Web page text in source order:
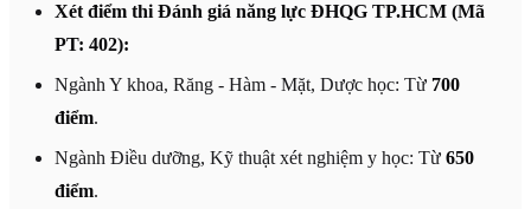
Xét điểm thi Đánh giá năng lực ĐHQG TP.HCM (Mã
PT: 402):
Ngành Y khoa, Răng - Hàm - Mặt, Dược học: Từ 700
điểm.
Ngành Điều dưỡng, Kỹ thuật xét nghiệm y học: Từ 650
điểm.